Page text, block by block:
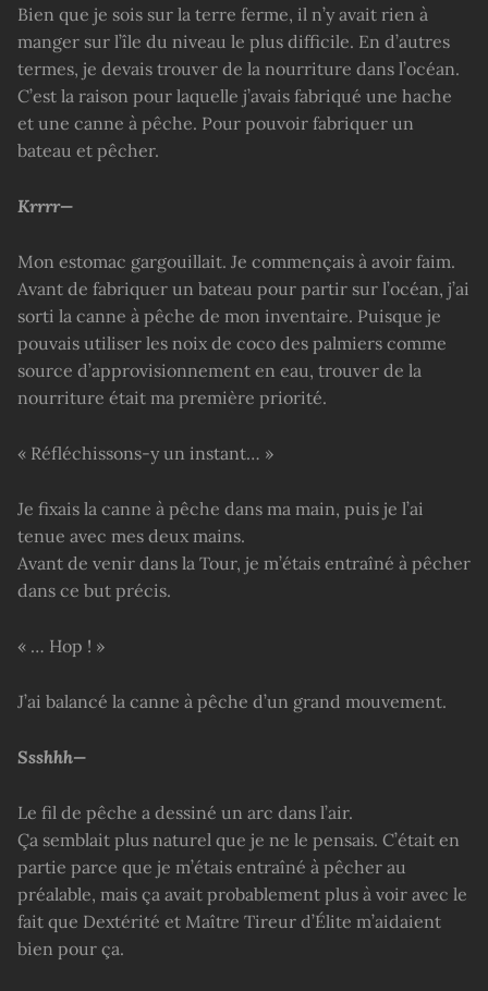
Bien que je sois sur la terre ferme, il n’y avait rien à
manger sur l’île du niveau le plus difficile. En d’autres
termes, je devais trouver de la nourriture dans l’océan.
C’est la raison pour laquelle j’avais fabriqué une hache
et une canne à pêche. Pour pouvoir fabriquer un
bateau et pêcher.
Krrrr—
Mon estomac gargouillait. Je commençais à avoir faim.
Avant de fabriquer un bateau pour partir sur l’océan, j’ai
sorti la canne à pêche de mon inventaire. Puisque je
pouvais utiliser les noix de coco des palmiers comme
source d’approvisionnement en eau, trouver de la
nourriture était ma première priorité.
« Réfléchissons-y un instant… »
Je fixais la canne à pêche dans ma main, puis je l’ai
tenue avec mes deux mains.
Avant de venir dans la Tour, je m’étais entraîné à pêcher
dans ce but précis.
« … Hop ! »
J’ai balancé la canne à pêche d’un grand mouvement.
Ssshhh—
Le fil de pêche a dessiné un arc dans l’air.
Ça semblait plus naturel que je ne le pensais. C’était en
partie parce que je m’étais entraîné à pêcher au
préalable, mais ça avait probablement plus à voir avec le
fait que Dextérité et Maître Tireur d’Élite m’aidaient
bien pour ça.